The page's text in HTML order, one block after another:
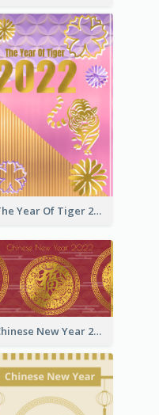
The Year Of Tiger 2022 Golden Greeting Card
Chinese New Year 2022 Golden Greeting Card